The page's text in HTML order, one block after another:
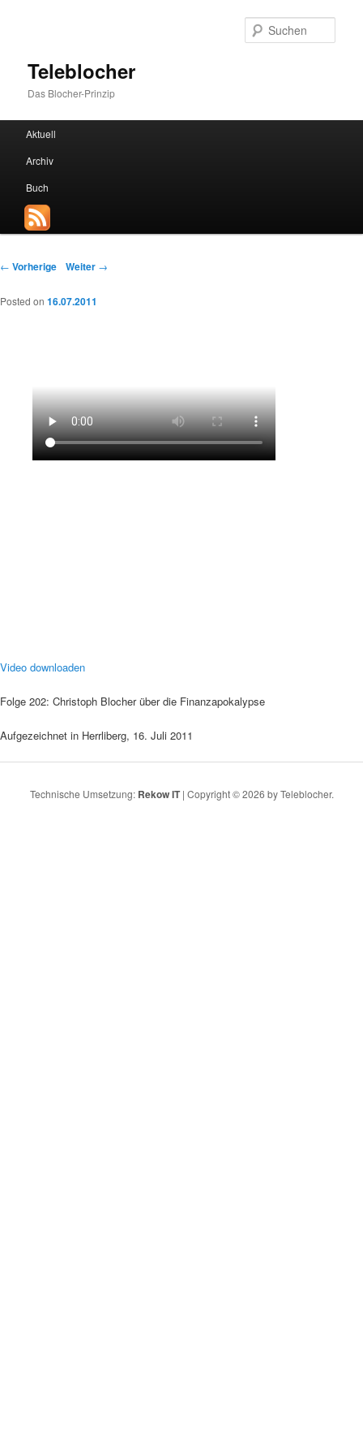
Teleblocher
Das Blocher-Prinzip
HauptmenüZum Inhalt wechseln
Zum sekundären Inhalt wechseln
Aktuell
Archiv
Buch
Beitrags-Navigation
← Vorherige Weiter →
Video downloaden
Folge 202: Christoph Blocher über die Finanzapokalypse
Aufgezeichnet in Herrliberg, 16. Juli 2011
Posted on 16.07.2011
Technische Umsetzung: Rekow IT| Copyright © 2026 by Teleblocher.